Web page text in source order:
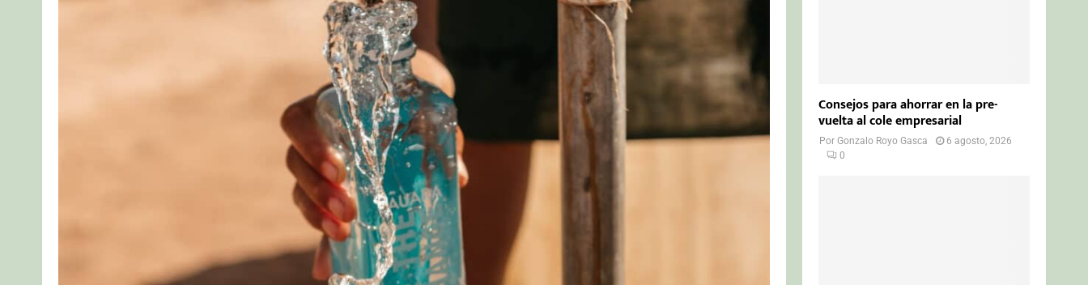
Consejos para ahorrar en la pre-
vuelta al cole empresarial
PorGonzalo Royo Gasca
6 agosto, 2026
0